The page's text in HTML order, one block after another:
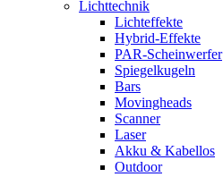
Lichttechnik
Lichteffekte
Hybrid-Effekte
PAR-Scheinwerfer
Spiegelkugeln
Bars
Movingheads
Scanner
Laser
Akku & Kabellos
Outdoor